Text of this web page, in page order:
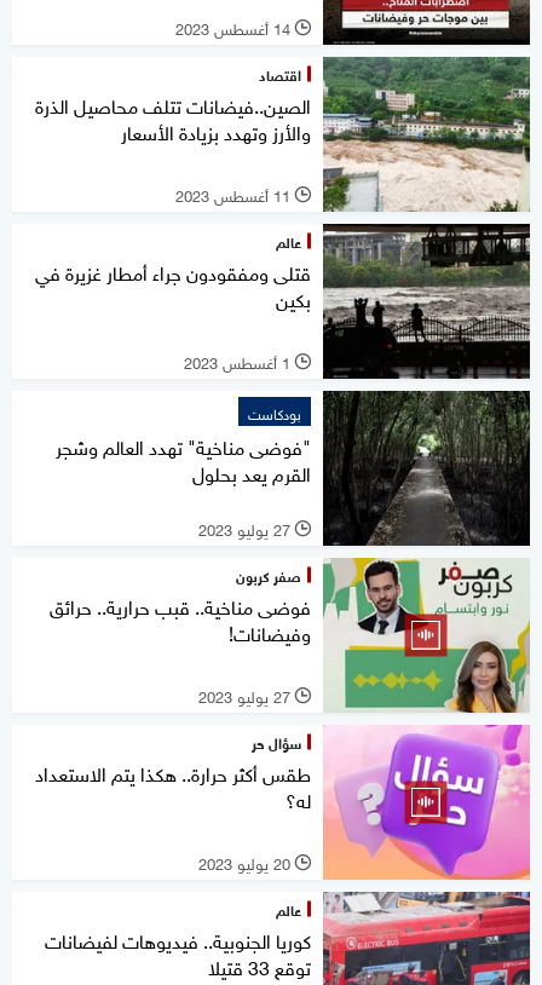
l 14 أغسطس 2023
اقتصاد
الصين..فيضانات تتلف محاصيل الذرة
والأرز وتهدد بزيادة الأسعار
l 11 أغسطس 2023
عالم
قتلى ومفقودون جراء أمطار غزيرة في
بكين
l 1 أغسطس 2023
بودكاست
"فوضى مناخية" تهدد العالم وشجر
القرم يعد بحلول
l 27 يوليو 2023
صفر كربون
فوضى مناخية.. قبب حرارية.. حرائق
وفيضانات!
l 27 يوليو 2023
سؤال حر
طقس أكثر حرارة.. هكذا يتم الاستعداد
له؟
l 20 يوليو 2023
عالم
كوريا الجنوبية.. فيديوهات لفيضانات
توقع 33 قتيلا